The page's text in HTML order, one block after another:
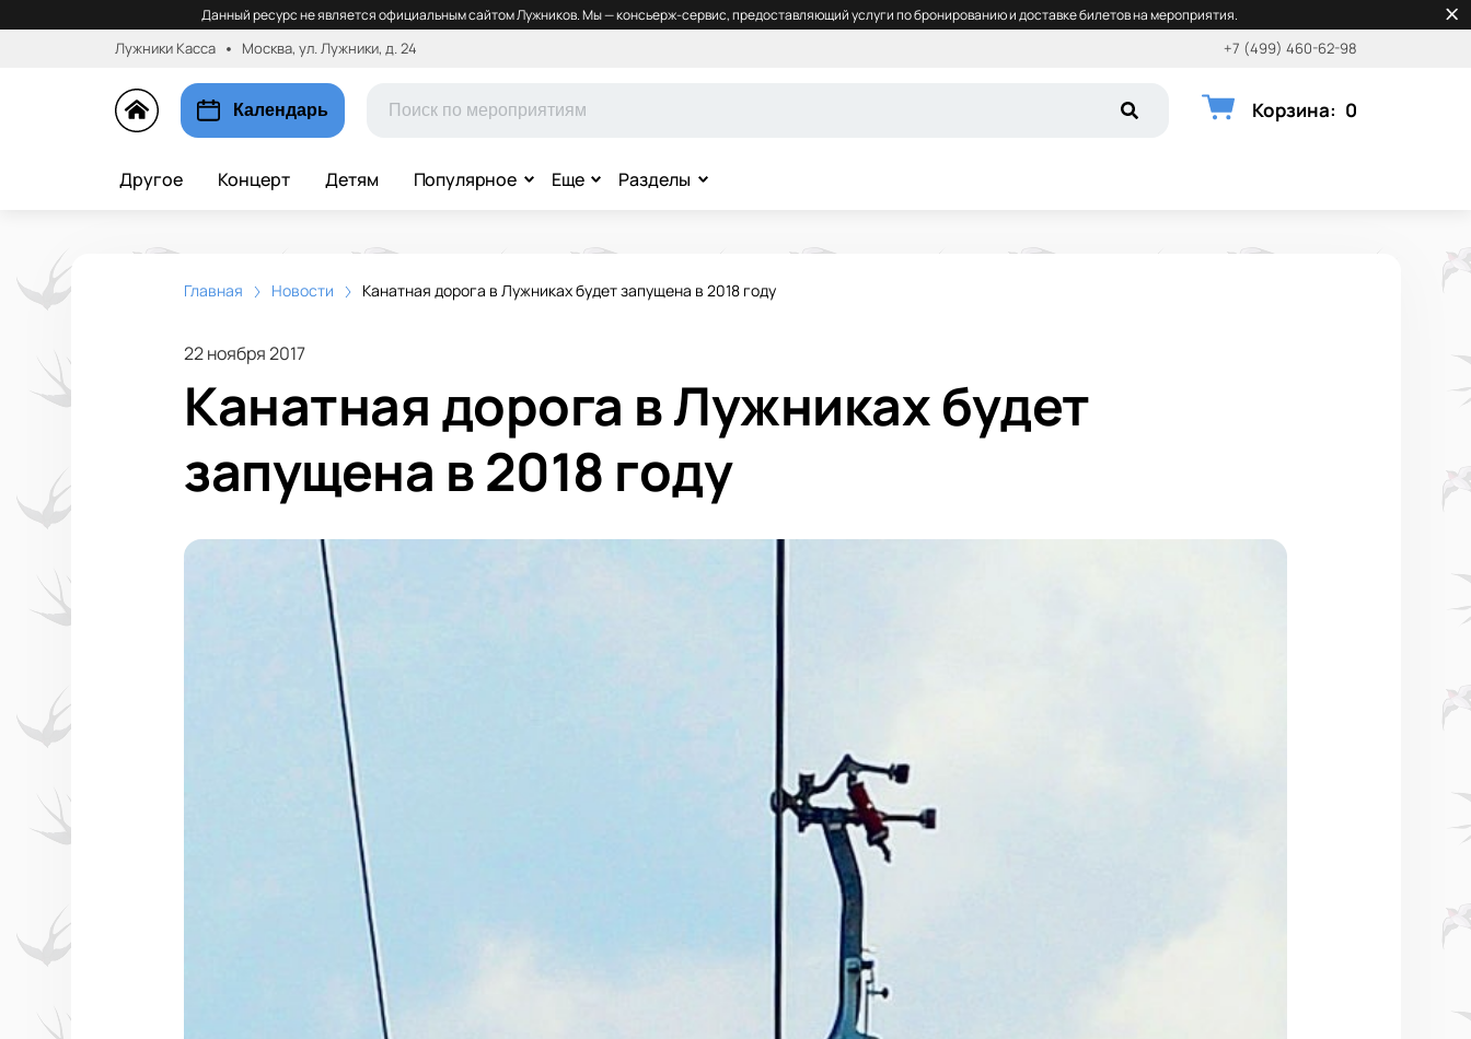
Данный ресурс не является официальным сайтом Лужников. Мы — консьерж-сервис, предоставляющий услуги по бронированию и доставке билетов на мероприятия.
Лужники Касса Москва, ул. Лужники, д. 24 +7 (499) 460-62-98
Календарь Корзина: 0
Другое Концерт Детям Популярное Еще Разделы
Главная Новости Канатная дорога в Лужниках будет запущена в 2018 году
22 ноября 2017
Канатная дорога в Лужниках будет
запущена в 2018 году